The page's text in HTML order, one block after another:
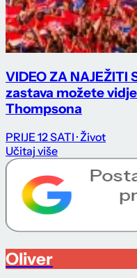
VIDEO ZA NAJEŽITI
zastava možete
Thompsona
PRIJE 12 SATI · Život
Učitaj više
Oliver